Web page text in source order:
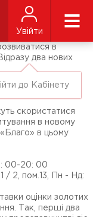
Увійти
до Кабінету
в
два нових
в Мукачеві
присутності
скористатися
в новому
«Благо» в цьому
00-20: 00
/ 2, пом.13, Пн - Нд:
оцінки золотих
Так, перші два